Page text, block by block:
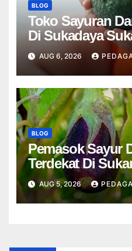
BLOG
Toko Sayuran
Di Sukadaya
Tambun Selatan
AUG 6, 2026
BLOG
Pemasok Sayur
Terdekat Di
Sukakarya,
Barat Bekasi
AUG 5, 2026